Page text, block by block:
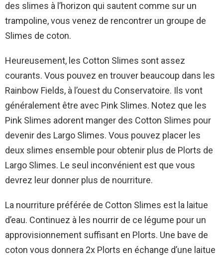
des slimes à l’horizon qui sautent comme sur un
trampoline, vous venez de rencontrer un groupe de
Slimes de coton.
Heureusement, les Cotton Slimes sont assez
courants. Vous pouvez en trouver beaucoup dans les
Rainbow Fields, à l’ouest du Conservatoire. Ils vont
généralement être avec Pink Slimes. Notez que les
Pink Slimes adorent manger des Cotton Slimes pour
devenir des Largo Slimes. Vous pouvez placer les
deux slimes ensemble pour obtenir plus de Plorts de
Largo Slimes. Le seul inconvénient est que vous
devrez leur donner plus de nourriture.
La nourriture préférée de Cotton Slimes est la laitue
d’eau. Continuez à les nourrir de ce légume pour un
approvisionnement suffisant en Plorts. Une bave de
coton vous donnera 2x Plorts en échange d’une laitue